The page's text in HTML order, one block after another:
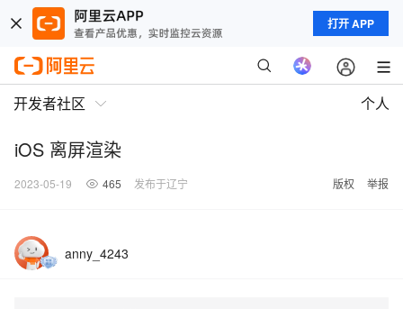
打开 APP
开发者社区 个人
iOS 离屏渲染
2023-05-19 465 发布于辽宁 版权 举报
anny_4243